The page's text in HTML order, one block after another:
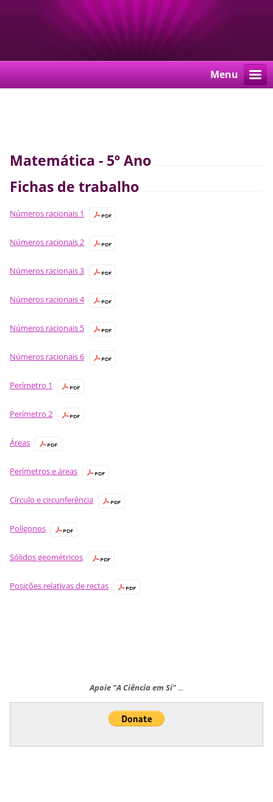
Menu
Matemática - 5º Ano
Fichas de trabalho
Números racionais 1
Números racionais 2
Números racionais 3
Números racionais 4
Números racionais 5
Números racionais 6
Perímetro 1
Perímetro 2
Áreas
Perímetros e áreas
Círculo e circunferência
Polígonos
Sólidos geométricos
Posições relativas de rectas
Apoie "A Ciência em Si" ...